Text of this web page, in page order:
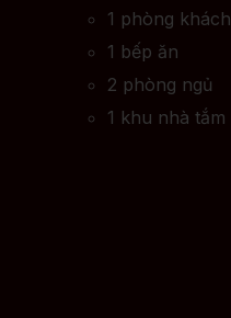
1 phòng
1 bếp ăn
2 phòng ngủ
1 khu nhà